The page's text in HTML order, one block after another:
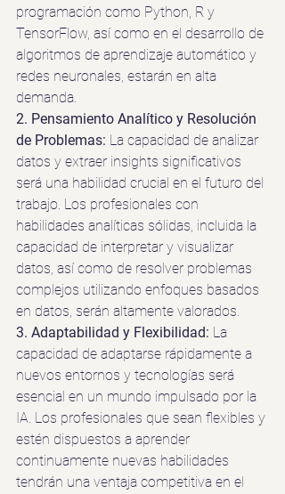
programación como Python, R y
TensorFlow, así como en el desarrollo de
algoritmos de aprendizaje automático y
redes neuronales, estarán en alta
demanda.
2. Pensamiento Analítico y Resolución
de Problemas: La capacidad de analizar
datos y extraer insights significativos
será una habilidad crucial en el futuro del
trabajo. Los profesionales con
habilidades analíticas sólidas, incluida la
capacidad de interpretar y visualizar
datos, así como de resolver problemas
complejos utilizando enfoques basados
en datos, serán altamente valorados.
3. Adaptabilidad y Flexibilidad: La
capacidad de adaptarse rápidamente a
nuevos entornos y tecnologías será
esencial en un mundo impulsado por la
IA. Los profesionales que sean flexibles y
estén dispuestos a aprender
continuamente nuevas habilidades
tendrán una ventaja competitiva en el